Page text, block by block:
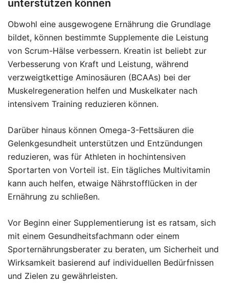
unterstützen können
Obwohl eine ausgewogene Ernährung die Grundlage
bildet, können bestimmte Supplemente die Leistung
von Scrum-Hälse verbessern. Kreatin ist beliebt zur
Verbesserung von Kraft und Leistung, während
verzweigtkettige Aminosäuren (BCAAs) bei der
Muskelregeneration helfen und Muskelkater nach
intensivem Training reduzieren können.
Darüber hinaus können Omega-3-Fettsäuren die
Gelenkgesundheit unterstützen und Entzündungen
reduzieren, was für Athleten in hochintensiven
Sportarten von Vorteil ist. Ein tägliches Multivitamin
kann auch helfen, etwaige Nährstofflücken in der
Ernährung zu schließen.
Vor Beginn einer Supplementierung ist es ratsam, sich
mit einem Gesundheitsfachmann oder einem
Sporternährungsberater zu beraten, um Sicherheit und
Wirksamkeit basierend auf individuellen Bedürfnissen
und Zielen zu gewährleisten.